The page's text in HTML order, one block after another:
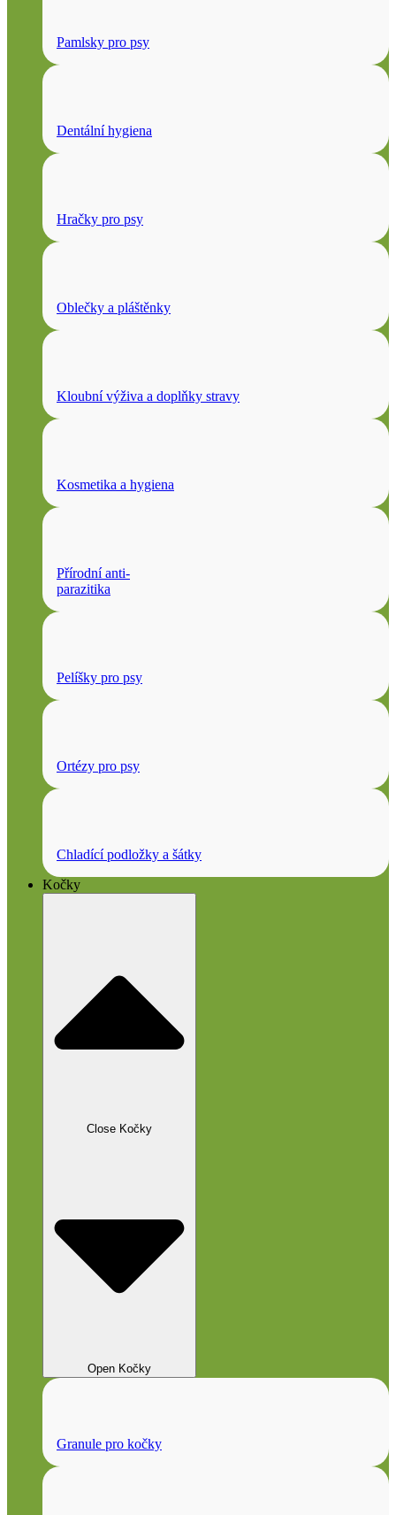
Pamlsky pro psy
Dentální hygiena
Hračky pro psy
Oblečky a pláštěnky
Kloubní výživa a doplňky stravy
Kosmetika a hygiena
Přírodní anti-
parazitika
Pelíšky pro psy
Ortézy pro psy
Chladící podložky a šátky
Kočky
Close Kočky
Open Kočky
Granule pro kočky